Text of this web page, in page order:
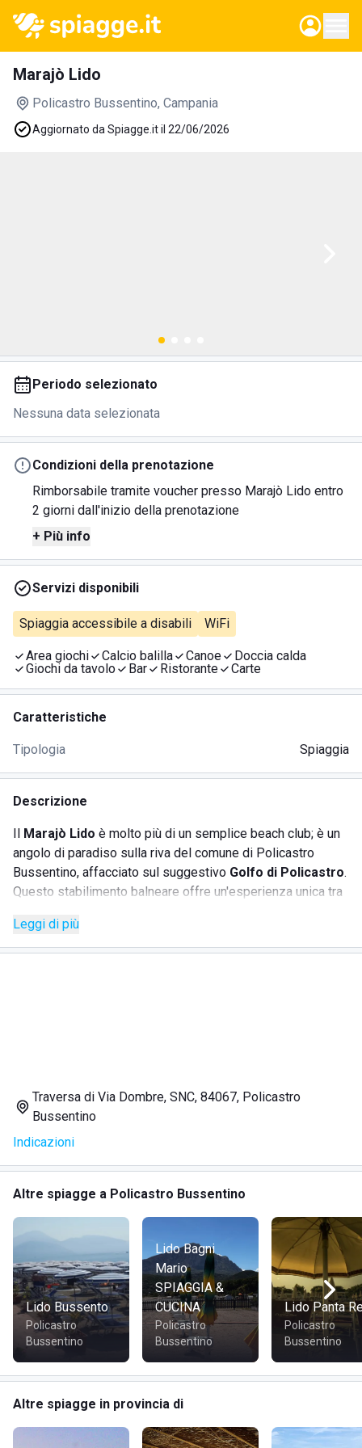
Marajò Lido
Policastro Bussentino, Campania
Aggiornato da Spiagge.it il 22/06/2026
Periodo selezionato
Nessuna data selezionata
Condizioni della prenotazione
Rimborsabile tramite voucher presso Marajò Lido entro
2 giorni dall'inizio della prenotazione
+ Più info
Servizi disponibili
Spiaggia accessibile a disabili WiFi
Area giochi Calcio balilla Canoe
Doccia calda
Giochi da tavolo
Bar Ristorante Carte
Caratteristiche
Tipologia Spiaggia
Descrizione
Il Marajò Lido è molto più di un semplice beach club; è un
angolo di paradiso sulla riva del comune di Policastro
Bussentino, affacciato sul suggestivo Golfo di Policastro.
Questo stabilimento balneare offre un'esperienza unica tra
famiglie. Grazie alla struttura moderna e all'igienizzazione
giornaliera, lo staff competente garantisce il massimo
servizi a disposizione.
SERVIZI
Noleggio ombrelloni e lettini
Doccia
Cabine e spogliatoi
Wifi gratis
Zona svago per bambini
Animazione
Parcheggio
Area lettura con libri gratuiti e PC
Area pic-nic
Libreria gratuita
Emporio mare
Tavola calda
Leggi di più
Traversa di Via Dombre, SNC, 84067, Policastro
Bussentino
Indicazioni
Altre spiagge a Policastro Bussentino
Lido Bussento
Policastro
Bussentino
Lido Bagni
Mario
SPIAGGIA &
CUCINA
Policastro
Bussentino
Lido Panta
Policastro
Bussentino
Altre spiagge in provincia di